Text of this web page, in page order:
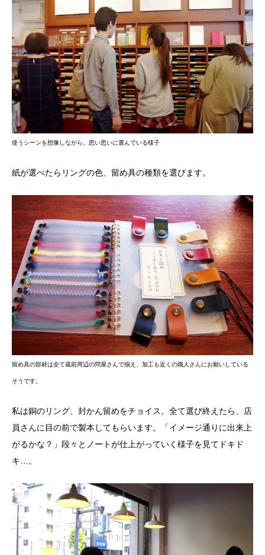
使うシーンを想像しながら、思い思いに選んでいる様子
紙が選べたらリングの色、留め具の種類を選びます。
留め具の部材は全て蔵前周辺の問屋さんで揃え、加工も近くの職人さんにお願いしている
そうです。
私は銅のリング、封かん留めをチョイス。全て選び終えたら、店
員さんに目の前で製本してもらいます。「イメージ通りに出来上
がるかな？」段々とノートが仕上がっていく様子を見てドキド
キ…。